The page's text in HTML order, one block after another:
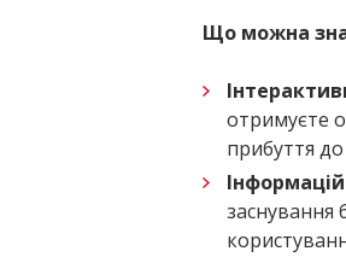
Що можна
отримуєте
прибуття до
заснування